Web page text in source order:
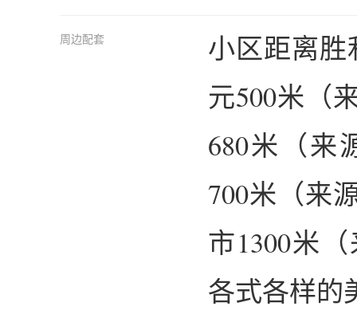
周边配套
小区距离胜
元500米（
680米（来
700米（来
市1300米
各式各样的